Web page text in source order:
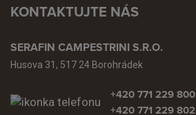
KONTAKTUJTE NÁS
SERAFIN CAMPESTRINI S.R.O.
Husova 31, 517 24 Borohrádek
+420 771 229 800
+420 771 229 802